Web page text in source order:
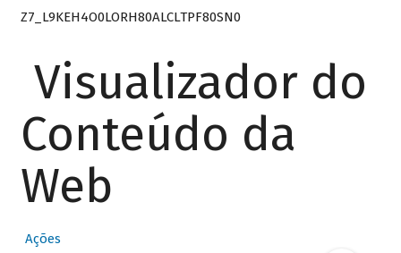
Z7_L9KEH4O0LORH80ALCLTPF80SN0
Visualizador do
Conteúdo da
Web
Ações